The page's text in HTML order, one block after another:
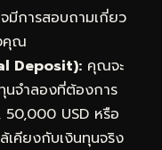
มีการสอบถามเกี่ยว
คุณ
Deposit): คุณจะ
นจำลองที่ต้องการ
50,000 USD หรือ
เคียงกับเงินทุนจริง